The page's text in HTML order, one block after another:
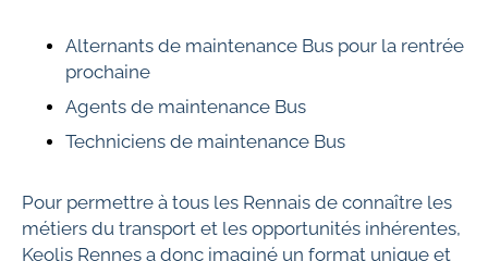
Alternants de maintenance Bus pour la rentrée
prochaine
Agents de maintenance Bus
Techniciens de maintenance Bus
Pour permettre à tous les Rennais de connaître les
métiers du transport et les opportunités inhérentes,
Keolis Rennes a donc imaginé un format unique et